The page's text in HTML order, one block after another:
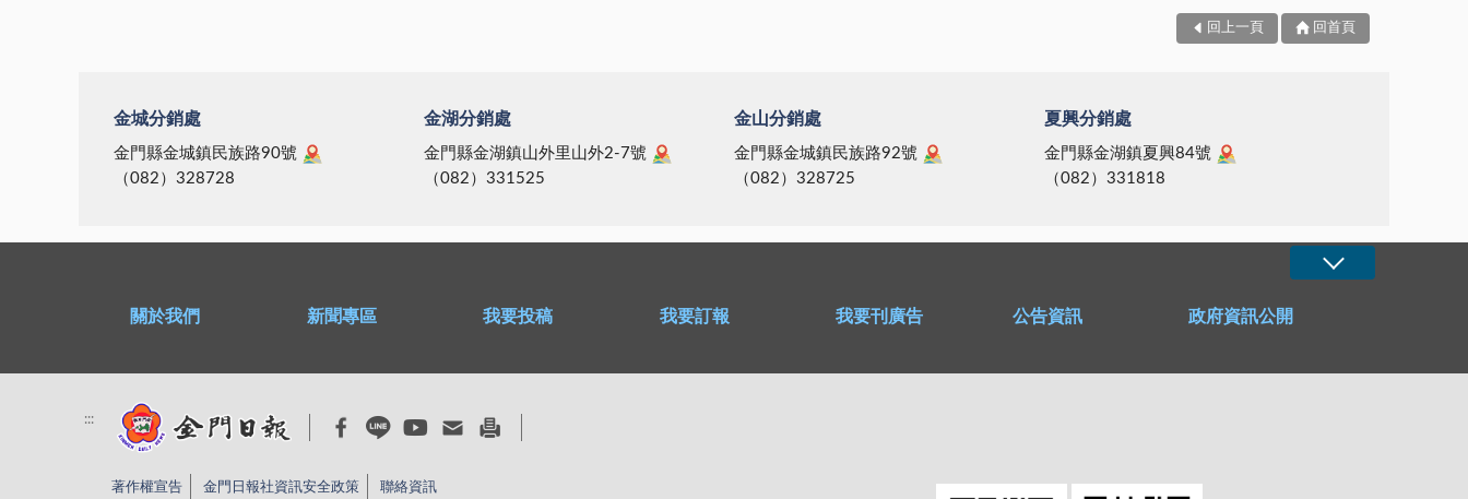
回上一頁 回首頁
金城分銷處
金門縣金城鎮民族路90號
（082）328728
金湖分銷處
金門縣金湖鎮山外里山外2-7號
（082）331525
金山分銷處
金門縣金城鎮民族路92號
（082）328725
夏興分銷處
金門縣金湖鎮夏興84號
（082）331818
關於我們 新聞專區 我要投稿 我要訂報 我要刊廣告 公告資訊 政府資訊公開
:::
著作權宣告 金門日報社資訊安全政策 聯絡資訊